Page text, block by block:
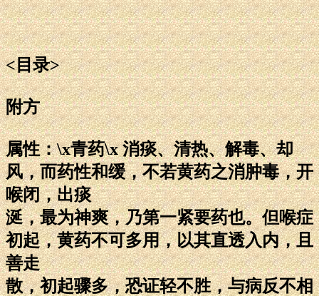
<目录>
附方
属性：\x青药\x 消痰、清热、解毒、却
风，而药性和缓，不若黄药之消肿毒，开
喉闭，出痰
涎，最为神爽，乃第一紧要药也。但喉症
初起，黄药不可多用，以其直透入内，且
善走
散，初起骤多，恐证轻不胜，与病反不相